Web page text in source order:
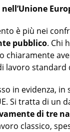
è più nei
pubblico. Chi
chiaramente
lavoro
in evidenza,
Si tratta di un
di tre
classico,